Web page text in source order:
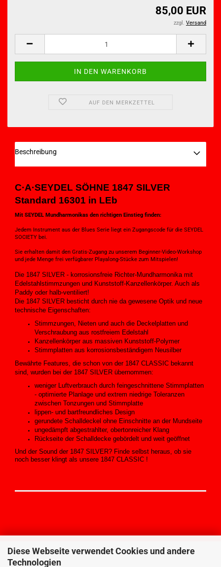
Diese Webseite verwendet Cookies und andere
Technologien
85,00 EUR
zzgl. Versand
AUF DEN MERKZETTEL
Beschreibung
C·A·SEYDEL SÖHNE 1847 SILVER
Standard 16301 in LEb
Mit SEYDEL Mundharmonikas den richtigen Einstieg finden:
Jedem Instrument aus der Blues Serie liegt ein Zugangscode für die SEYDEL
SOCIETY bei.
Sie erhalten damit den Gratis-Zugang zu unserem Beginner-Video-Workshop
und jede Menge frei verfügbarer Playalong-Stücke zum Mitspielen!
Die 1847 SILVER - korrosionsfreie Richter-Mundharmonika mit
Edelstahlstimmzungen und Kunststoff-Kanzellenkörper. Auch als
Paddy oder halb-ventiliert!
Die 1847 SILVER besticht durch nie da gewesene Optik und neue
technische Eigenschaften:
Stimmzungen, Nieten und auch die Deckelplatten und
Verschraubung aus rostfreiem Edelstahl
Kanzellenkörper aus massiven Kunststoff-Polymer
Stimmplatten aus korrosionsbeständigem Neusilber
Bewährte Features, die schon von der 1847 CLASSIC bekannt
sind, wurden bei der 1847 SILVER übernommen:
weniger Luftverbrauch durch feingeschnittene Stimmplatten
- optimierte Planlage und extrem niedrige Toleranzen
zwischen Tonzungen und Stimmplatte
lippen- und bartfreundliches Design
gerundete Schalldeckel ohne Einschnitte an der Mundseite
ungedämpft abgestrahlter, obertonreicher Klang
Rückseite der Schalldecke gebördelt und weit geöffnet
Und der Sound der 1847 SILVER? Finde selbst heraus, ob sie
noch besser klingt als unsere 1847 CLASSIC !
MEHR ÜBER...